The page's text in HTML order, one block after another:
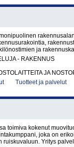
ja
- RAKENNUS
JA
Tuotteet ja palvelut
toimiva kokenut
joka on
ruiskuvaluun. Yritys